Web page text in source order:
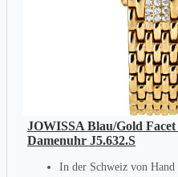
JOWISSA Blau/Gold Facet
Damenuhr J5.632.S
In der Schweiz von Hand